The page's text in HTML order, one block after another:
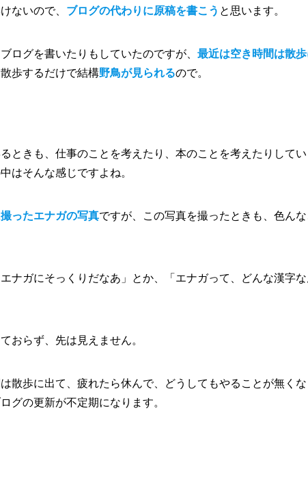
ないので、 ブログの代わりに原稿を書こう と思います。
ログを書いたりもしていたのですが、 最近は空き時間は散歩
歩するだけで結構野鳥が見られるので。
ときも、仕事のことを考えたり、本のことを考えたりしてい
はそんな感じですよね。
ったエナガの写真ですが、この写真を撮ったときも、色ん
ナガにそっくりだなあ」とか、「エナガって、どんな漢字
おらず、先は見えません。
散歩に出て、疲れたら休んで、どうしてもやることが無くな
グの更新が不定期になります。